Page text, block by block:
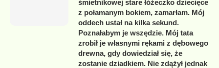
śmietnikowej stare łóżeczko dziecięce
z połamanym bokiem, zamarłam. Mój
oddech ustał na kilka sekund.
Poznałabym je wszędzie. Mój tata
zrobił je własnymi rękami z dębowego
drewna, gdy dowiedział się, że
zostanie dziadkiem. Nie zdążył jednak